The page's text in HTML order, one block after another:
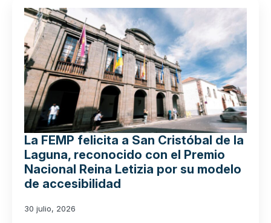
La FEMP felicita a San Cristóbal de la
Laguna, reconocido con el Premio
Nacional Reina Letizia por su modelo
de accesibilidad
30 julio, 2026